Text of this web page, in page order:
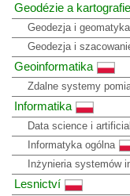
Geodézie a kartografie
Geodezja i geomatyka
Geodezja i
Geoinformatika
Zdalne systemy
Informatika
Data science i
Informatyka ogólna
Inżynieria systemów
Lesnictví